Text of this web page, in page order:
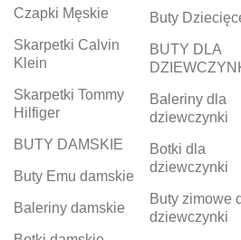
Czapki Męskie
Skarpetki Calvin
Klein
Skarpetki Tommy
Hilfiger
BUTY DAMSKIE
Buty Emu damskie
Baleriny damskie
Buty
BUTY DLA
Baleriny dla
dziewczynki
Botki dla
dziewczynki
Buty zimowe
dziewczynki